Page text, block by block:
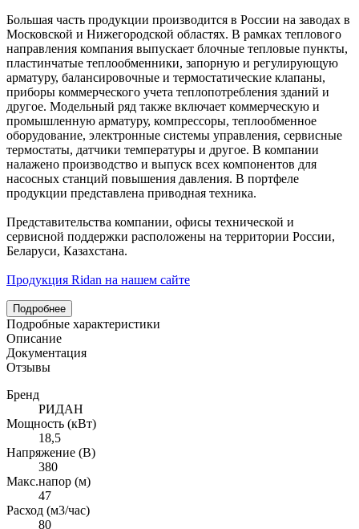
Большая часть продукции производится в России на заводах в
Московской и Нижегородской областях. В рамках теплового
направления компания выпускает блочные тепловые пункты,
пластинчатые теплообменники, запорную и регулирующую
арматуру, балансировочные и термостатические клапаны,
приборы коммерческого учета теплопотребления зданий и
другое. Модельный ряд также включает коммерческую и
промышленную арматуру, компрессоры, теплообменное
оборудование, электронные системы управления, сервисные
термостаты, датчики температуры и другое. В компании
налажено производство и выпуск всех компонентов для
насосных станций повышения давления. В портфеле
продукции представлена приводная техника.
Представительства компании, офисы технической и
сервисной поддержки расположены на территории России,
Беларуси, Казахстана.
Продукция Ridan на нашем сайте
Подробнее
Подробные характеристики
Описание
Документация
Отзывы
Бренд
РИДАН
Мощность (кВт)
18,5
Напряжение (В)
380
Макс.напор (м)
47
Расход (м3/час)
80